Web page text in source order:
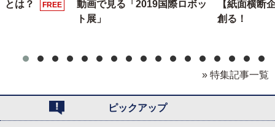
とは？ FREE
動画で見る「2019国際ロボッ
ト展」
【紙面横断
創る！
» 特集記事一覧
ピックアップ